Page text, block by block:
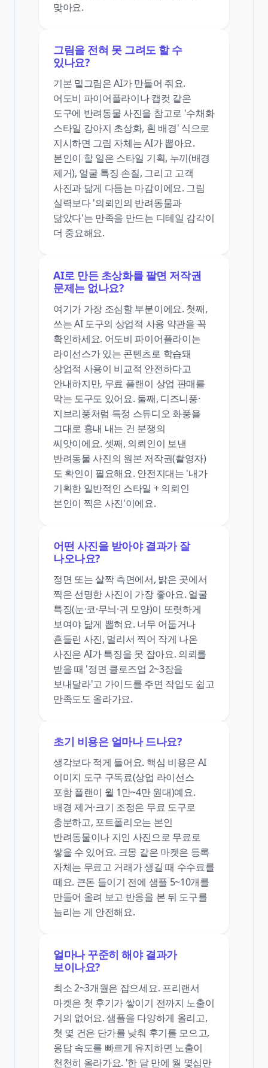
맞아요.
그림을 전혀 못 그려도 할 수
있나요?
기본 밑그림은 AI가 만들어 줘요.
어도비 파이어플라이나 캡컷 같은
도구에 반려동물 사진을 참고로 '수채화
스타일 강아지 초상화, 흰 배경' 식으로
지시하면 그림 자체는 AI가 뽑아요.
본인이 할 일은 스타일 기획, 누끼(배경
제거), 얼굴 특징 손질, 그리고 고객
사진과 닮게 다듬는 마감이에요. 그림
실력보다 '의뢰인의 반려동물과
닮았다'는 만족을 만드는 디테일 감각이
더 중요해요.
AI로 만든 초상화를 팔면 저작권
문제는 없나요?
여기가 가장 조심할 부분이에요. 첫째,
쓰는 AI 도구의 상업적 사용 약관을 꼭
확인하세요. 어도비 파이어플라이는
라이선스가 있는 콘텐츠로 학습돼
상업적 사용이 비교적 안전하다고
안내하지만, 무료 플랜이 상업 판매를
막는 도구도 있어요. 둘째, 디즈니풍·
지브리풍처럼 특정 스튜디오 화풍을
그대로 흉내 내는 건 분쟁의
씨앗이에요. 셋째, 의뢰인이 보낸
반려동물 사진의 원본 저작권(촬영자)
도 확인이 필요해요. 안전지대는 '내가
기획한 일반적인 스타일 + 의뢰인
본인이 찍은 사진'이에요.
어떤 사진을 받아야 결과가 잘
나오나요?
정면 또는 살짝 측면에서, 밝은 곳에서
찍은 선명한 사진이 가장 좋아요. 얼굴
특징(눈·코·무늬·귀 모양)이 또렷하게
보여야 닮게 뽑혀요. 너무 어둡거나
흔들린 사진, 멀리서 찍어 작게 나온
사진은 AI가 특징을 못 잡아요. 의뢰를
받을 때 '정면 클로즈업 2~3장을
보내달라'고 가이드를 주면 작업도 쉽고
만족도도 올라가요.
초기 비용은 얼마나 드나요?
생각보다 적게 들어요. 핵심 비용은 AI
이미지 도구 구독료(상업 라이선스
포함 플랜이 월 1만~4만 원대)예요.
배경 제거·크기 조정은 무료 도구로
충분하고, 포트폴리오는 본인
반려동물이나 지인 사진으로 무료로
쌓을 수 있어요. 크몽 같은 마켓은 등록
자체는 무료고 거래가 생길 때 수수료를
떼요. 큰돈 들이기 전에 샘플 5~10개를
만들어 올려 보고 반응을 본 뒤 도구를
늘리는 게 안전해요.
얼마나 꾸준히 해야 결과가
보이나요?
최소 2~3개월은 잡으세요. 프리랜서
마켓은 첫 후기가 쌓이기 전까지 노출이
거의 없어요. 샘플을 다양하게 올리고,
첫 몇 건은 단가를 낮춰 후기를 모으고,
응답 속도를 빠르게 유지하면 노출이
천천히 올라가요. '한 달 만에 월 몇십만